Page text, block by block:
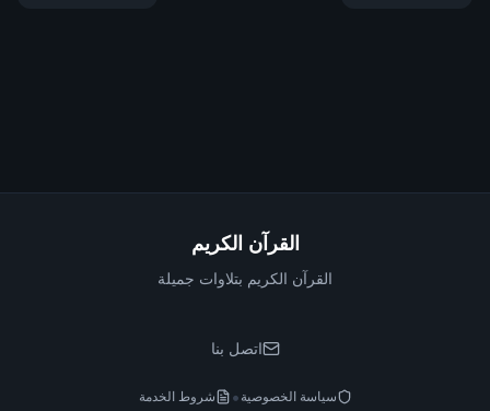
القرآن الكريم
القرآن الكريم بتلاوات جميلة
اتصل بنا
سياسة الخصوصية • شروط الخدمة